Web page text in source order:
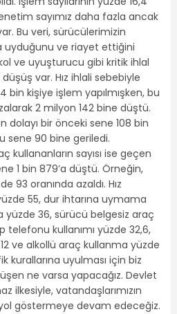
sayımız daha fazla ancak
Bu veri, sürücülerimizin
uyduğunu ve riayet ettiğini
ve uyuşturucu gibi kritik ihlal
var. Hız ihlali sebebiyle
kişiye işlem yapılmışken, bu
2 milyon 142 bine düştü.
dolayı bir önceki sene 108 bin
sene 90 bine geriledi.
kullananların sayısı ise geçen
1 bin 879’a düştü. Örneğin,
93 oranında azaldı. Hız
55, dur ihtarına uymama
yüzde 36, sürücü belgesiz araç
telefonu kullanımı yüzde 32,6,
12 ve alkollü araç kullanma yüzde
kurallarına uyulması için biz
ne varsa yapacağız. Devlet
ilkesiyle, vatandaşlarımızın
göstermeye devam edeceğiz.